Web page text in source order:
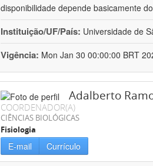
disponibilidade depende basicamente
Instituição/UF/País: Universidade de
Vigência: Mon Jan 30 00:00:00 BRT
Adalberto
COORDENADOR(A)
CIÊNCIAS BIOLÓGICAS
Fisiologia
E-mail Currículo